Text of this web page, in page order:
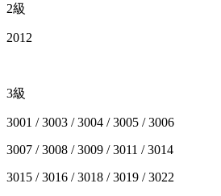
2級
2012
3級
3001 / 3003 / 3004 / 3005 / 3006
3007 / 3008 / 3009 / 3011 / 3014
3015 / 3016 / 3018 / 3019 / 3022